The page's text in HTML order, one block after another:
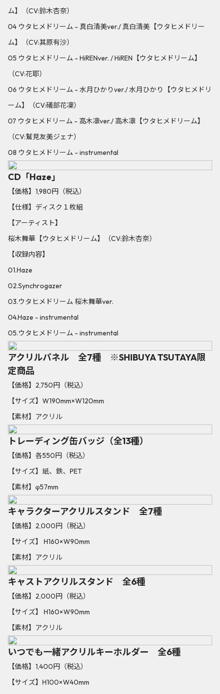
ム】（CV:鈴木杏奈）
04 ウタヒメドリーム - 真白清美ver./ 真白清美【ウタヒメドリー
ム】（CV:其原有沙）
05 ウタヒメドリーム - HiRENver. / HiREN【ウタヒメドリーム】
（CV:花耶）
06 ウタヒメドリーム - 水月ひかりver./ 水月ひかり【ウタヒメドリ
ーム】（CV:礒部花凜）
07 ウタヒメドリーム - 高木凛ver./ 高木凛【ウタヒメドリーム】
（CV:鷲見友美ジェナ）
08 ウタヒメドリーム - instrumental
CD「Haze」
【価格】1,980円（税込）
【仕様】ディスク１枚組
【アーティスト】
桜木舞華【ウタヒメドリーム】（CV:鈴木杏奈）
【収録内容】
01.Haze
02.Synchrogazer
03.ウタヒメドリーム 桜木舞華ver.
04.Haze - instrumental
05.ウタヒメドリーム - instrumental
アクリルパネル 全7種 ※SHIBUYA TSUTAYA限
定商品
【価格】2,750円（税込）
【サイズ】W190mm×W120mm
【素材】アクリル
トレーディング缶バッジ（全13種）
【価格】各550円（税込）
【サイズ】紙、鉄、PET
【素材】φ57mm
キャラクターアクリルスタンド 全7種
【価格】2,000円（税込）
【サイズ】 H160×W90mm
【素材】アクリル
キャストアクリルスタンド 全6種
【価格】2,000円（税込）
【サイズ】 H160×W90mm
【素材】アクリル
いつでも一緒アクリルキーホルダー 全6種
【価格】1,400円（税込）
【サイズ】H100×W40mm